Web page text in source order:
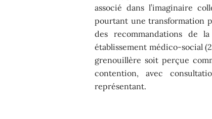
associé dans l’imaginaire
pourtant une transformation
des recommandations de
établissement médico-social
grenouillère soit perçue
contention, avec
représentant.